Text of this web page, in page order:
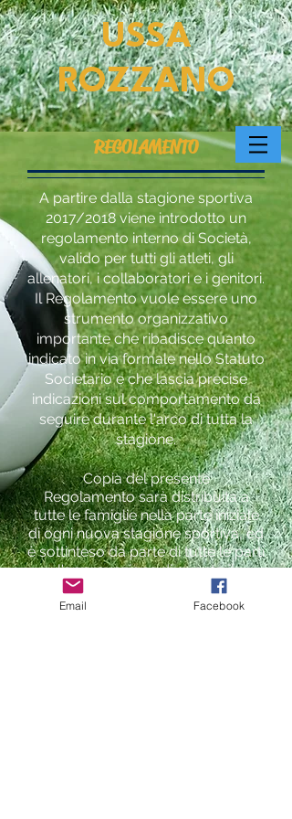
USSA
ROZZANO
REGOLAMENTO
A partire dalla stagione sportiva
2017/2018 viene introdotto un
regolamento interno di Società,
valido per tutti gli atleti, gli
allenatori, i collaboratori e i genitori.
Il Regolamento vuole essere uno
strumento organizzativo
importante che ribadisce quanto
indicato in via formale nello Statuto
Societario e che lascia precise
indicazioni sul comportamento da
seguire durante l'arco di tutta la
stagione.
Copia del presente
Regolamento sarà distribuita a
tutte le famiglie nella parte iniziale
di ogni nuova stagione sportiva, ed
è sottinteso da parte di tutte le parti
l'approvazione di quanto il
Regolamento stesso riporta.
Email Facebook